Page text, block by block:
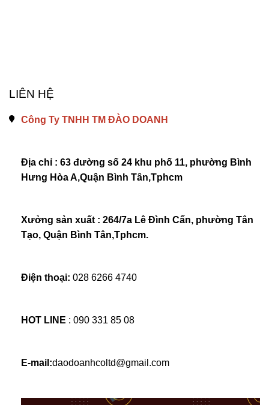
LIÊN HỆ
Công Ty TNHH TM ĐÀO DOANH
Địa chỉ : 63 đường số 24 khu phố 11, phường Bình
Hưng Hòa A,Quận Bình Tân,Tphcm
Xưởng sản xuất : 264/7a Lê Đình Cẩn, phường Tân
Tạo, Quận Bình Tân,Tphcm.
Điện thoại: 028 6266 4740
HOT LINE : 090 331 85 08
E-mail:daodoanhcoltd@gmail.com